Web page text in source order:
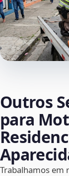
Outros
para
Trabalhamos em